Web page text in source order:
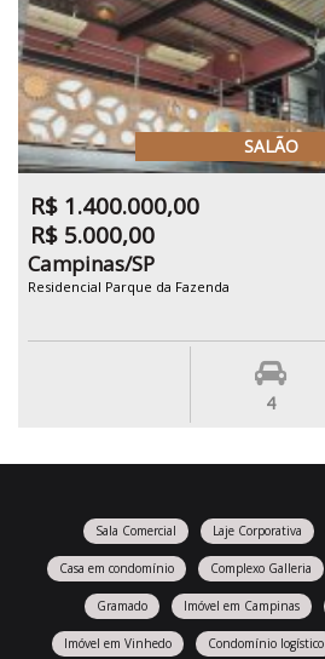
SALÃO
R$ 1.400.000,00
R$ 5.000,00
Campinas/SP
Residencial Parque da Fazenda
4
Sala Comercial Laje Corporativa
Casa em condomínio Complexo Galleria
Gramado Imóvel em Campinas
Imóvel em Vinhedo Condomínio logístico